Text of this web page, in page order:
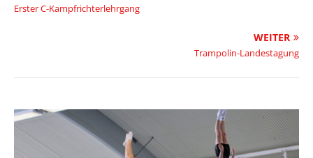
Erster C-Kampfrichterlehrgang
WEITER
Trampolin-Landestagung